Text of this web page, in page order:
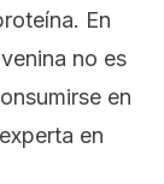
En
no es
en
en